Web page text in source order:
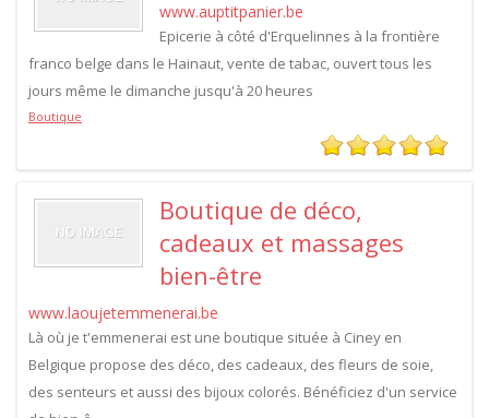
www.auptitpanier.be
Epicerie à côté d'Erquelinnes à la frontière
franco belge dans le Hainaut, vente de tabac, ouvert tous les
jours même le dimanche jusqu'à 20 heures
Boutique
Boutique de déco,
cadeaux et massages
bien-être
www.laoujetemmenerai.be
Là où je t'emmenerai est une boutique située à Ciney en
Belgique propose des déco, des cadeaux, des fleurs de soie,
des senteurs et aussi des bijoux colorés. Bénéficiez d'un service